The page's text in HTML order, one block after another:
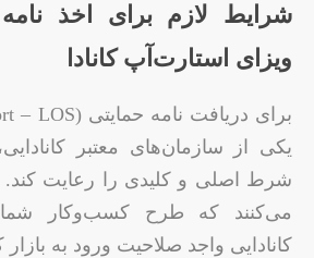
شرایط لازم برای اخذ
ویزای استارت‌آپ کانادا
یکی از سازمان‌های معتبر
شرط اصلی و کلیدی را رعایت
می‌کنند که طرح کسب‌وکار شما
کانادایی واجد صلاحیت ورود به بازار